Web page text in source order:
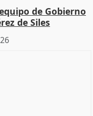
de Gobierno
de Siles